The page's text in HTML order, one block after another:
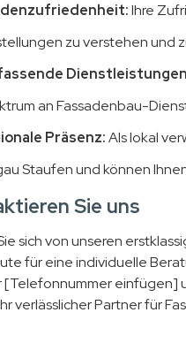
Ihre
zu verstehen und
an Fassadenbau-
Präsenz:Als lokal
Staufen und können
Sie uns
sich von unseren
für eine individuelle
[Telefonnummer einfügen]
verlässlicher Partner für